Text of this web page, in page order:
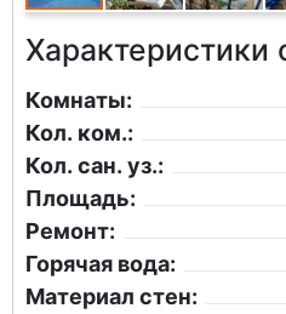
Характеристики
Комнаты:
Кол. ком.:
Кол. сан. уз.:
Площадь:
Ремонт:
Горячая вода:
Материал стен: